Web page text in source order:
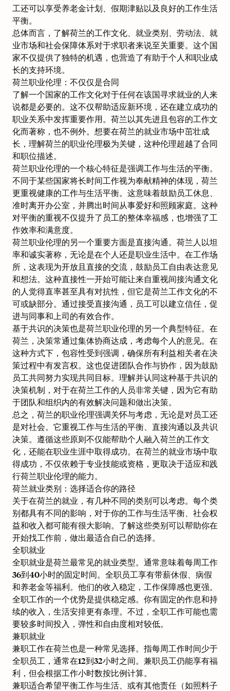
工还可以享受养老金计划、 假期津贴以及良好的工作生活
平衡。
总体而言，了解荷兰的工作文化、就业类别、劳动法、就
业市场和社会保障体系对于求职者来说至关重要。这个国
家不仅提供了独特的机遇，也营造了有助于个人和职业成
长的支持环境。
荷兰职业伦理：不仅仅是合同
了解一个国家的工作文化对于任何在该国寻求就业的人来
说都是必要的。这不仅帮助适应新环境，还在建立成功的
职业关系中发挥重要作用。荷兰以其先进且包容的工作文
化而著称，也不例外。想要在荷兰的就业市场中茁壮成
长，理解荷兰的职业伦理极为关键，这种伦理超越了合同
和职位描述。
荷兰职业伦理的一个核心特征是强调工作与生活的平衡。
不同于某些国家将长时间工作视为奉献精神的体现，荷兰
更重视健康的工作与生活平衡。这意味着鼓励员工休息、
准时离开办公室，并腾出时间从事爱好和照顾家庭。这种
对平衡的重视不仅提升了员工的整体幸福感，也增强了工
作效率和满意度。
荷兰职业伦理的另一个重要方面是直接沟通。荷兰人以坦
率和诚实著称，无论是在个人还是职业生活中。在工作场
所，这表现为开放且直接的交流，鼓励员工自由表达意见
和想法。这种直接性一开始可能让来自重视间接沟通文化
的人觉得直率甚至具有对抗性，但它是荷兰工作文化的不
可或缺部分。通过接受直接沟通，员工可以建立信任，促
进与同事和上司的有效合作。
基于共识的决策也是荷兰职业伦理的另一个典型特征。在
荷兰，决策常通过集体协商达成，考虑每个人的意见。在
这种方式下，包容性受到强调，确保所有利益相关者在决
策过程中有发言权。这也促进团队合作与协作，因为鼓励
员工共同努力实现共同目标。理解并认同这种基于共识的
决策机制，对于在荷兰工作的人员非常关键，因为它有助
于团队和组织内的有效解决问题和做出决策。
总之，荷兰的职业伦理强调关怀与考虑，无论是对员工还
是对社会。它重视工作与生活的平衡、直接沟通以及共识
决策。遵循这些原则不仅能帮助个人融入荷兰的工作文
化，还能在职业生涯中取得成功。在荷兰的就业市场中取
得成功，不仅依赖于专业技能或资格，更取决于适应和践
行荷兰职业伦理的能力。
荷兰就业类别：选择适合你的路径
关于在荷兰的就业 ，有几种不同的类别可以考虑。每个类
别都具有不同的影响，对于你的工作与生活平衡、社会权
益和收入都可能有很大影响。了解这些类别可以帮助你在
开始找工作前，做出最适合自己的选择。
全职就业
全职就业是荷兰最常见的就业类型。通常意味着每周工作
36到40小时的固定时间。全职员工享有带薪休假、病假
和养老金等福利。他们的收入稳定，工作保障感也更强。
全职工作的一个优势是提供稳定感。你有固定的作息和持
续的收入，生活安排更有条理。不过，全职工作可能也需
要较多时间投入，弹性和自由度相对较低。
兼职就业
兼职工作在荷兰也是一种常见选择。指每周工作时间少于
全职员工，通常在12到32小时之间。兼职员工仍能享有福
利，但会根据工作小时数按比例计算。
兼职适合希望平衡工作与生活、或有其他责任（如照料子